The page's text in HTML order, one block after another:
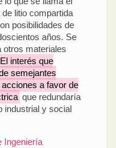
litio compartida
posibilidades de
años. Se
materiales
El interés que
semejantes
a favor de
que redundaría
industrial y social
Ingeniería